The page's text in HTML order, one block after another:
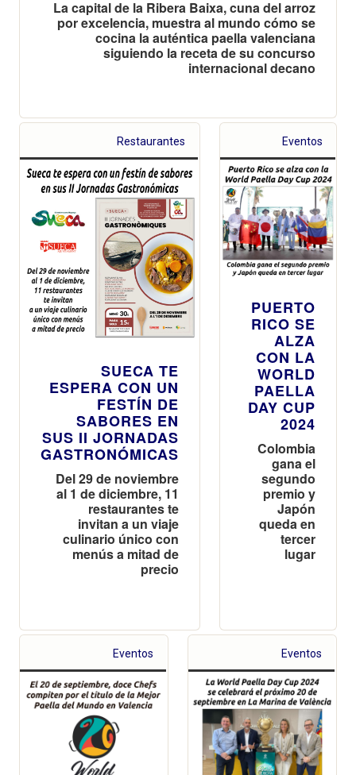
La capital de la Ribera Baixa, cuna del arroz
por excelencia, muestra al mundo cómo se
cocina la auténtica paella valenciana
siguiendo la receta de su concurso
internacional decano
Restaurantes
SUECA TE
ESPERA CON UN
FESTÍN DE
SABORES EN
SUS II JORNADAS
GASTRONÓMICAS
Del 29 de noviembre
al 1 de diciembre, 11
restaurantes te
invitan a un viaje
culinario único con
menús a mitad de
precio
Eventos
PUERTO
RICO SE
ALZA
CON LA
WORLD
PAELLA
DAY CUP
2024
Colombia
gana el
segundo
premio y
Japón
queda en
tercer
lugar
Eventos Eventos